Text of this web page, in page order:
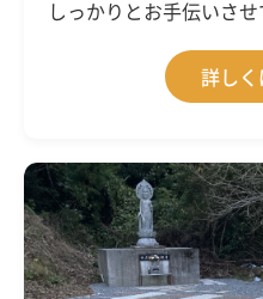
しっかりとお手伝いさせ
詳し